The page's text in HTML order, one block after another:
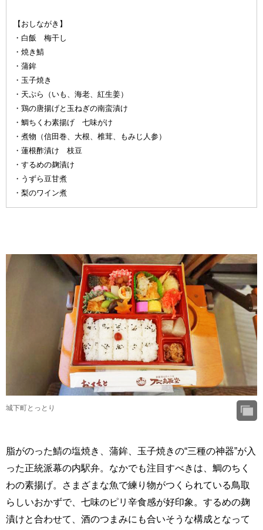
【おしながき】
・白飯 梅干し
・焼き鯖
・蒲鉾
・玉子焼き
・天ぷら（いも、海老、紅生姜）
・鶏の唐揚げと玉ねぎの南蛮漬け
・鯛ちくわ素揚げ 七味がけ
・煮物（信田巻、大根、椎茸、もみじ人参）
・蓮根酢漬け 枝豆
・するめの麹漬け
・うずら豆甘煮
・梨のワイン煮
城下町とっとり
脂がのった鯖の塩焼き、蒲鉾、玉子焼きの“三種の神器”が入
った正統派幕の内駅弁。なかでも注目すべきは、鯛のちく
わの素揚げ。さまざまな魚で練り物がつくられている鳥取
らしいおかずで、七味のピリ辛食感が好印象。するめの麹
漬けと合わせて、酒のつまみにも合いそうな構成となって